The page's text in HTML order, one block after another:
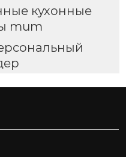
кухонные
mum